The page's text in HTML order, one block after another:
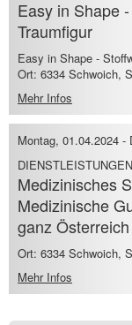
Easy in Shape
Traumfigur
Easy in Shape -
Ort: 6334 Schwoich,
Mehr Infos
Montag, 01.04.2024 -
DIENSTLEISTUNGEN
Medizinisches
Medizinische
ganz Österreich
Ort: 6334 Schwoich,
Mehr Infos